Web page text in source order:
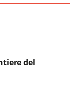
del